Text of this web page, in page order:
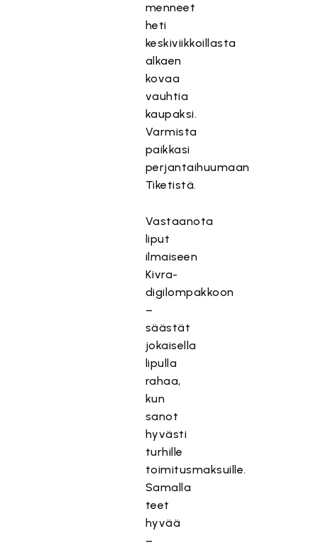
menneet
heti
keskiviikkoillasta
alkaen
kovaa
vauhtia
kaupaksi.
Varmista
paikkasi
perjantaihuumaan
Tiketistä.
Vastaanota
liput
ilmaiseen
Kivra-
digilompakkoon
–
säästät
jokaisella
lipulla
rahaa,
kun
sanot
hyvästi
turhille
toimitusmaksuille.
Samalla
teet
hyvää
–